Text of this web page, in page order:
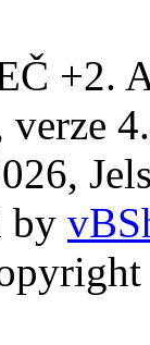
+2.
by